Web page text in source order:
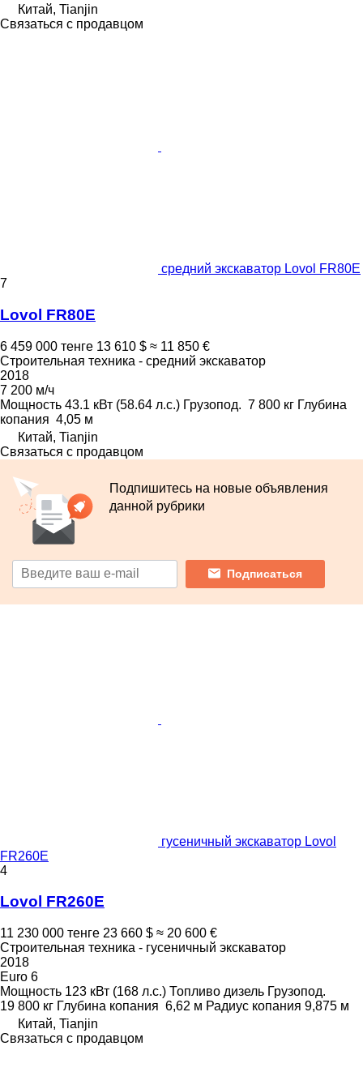
Китай, Tianjin
Связаться с продавцом
средний экскаватор Lovol FR80E
7
Lovol FR80E
6 459 000 тенге 13 610 $ ≈ 11 850 €
Строительная техника - средний экскаватор
2018
7 200 м/ч
Мощность 43.1 кВт (58.64 л.с.) Грузопод. 7 800 кг Глубина
копания 4,05 м
Китай, Tianjin
Связаться с продавцом
Подпишитесь на новые объявления
данной рубрики
Подписаться
гусеничный экскаватор Lovol
FR260E
4
Lovol FR260E
11 230 000 тенге 23 660 $ ≈ 20 600 €
Строительная техника - гусеничный экскаватор
2018
Euro 6
Мощность 123 кВт (168 л.с.) Топливо дизель Грузопод.
19 800 кг Глубина копания 6,62 м Радиус копания 9,875 м
Китай, Tianjin
Связаться с продавцом